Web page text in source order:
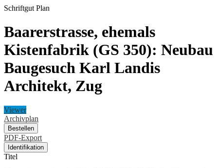
Schriftgut Plan
Baarerstrasse, ehemals
Kistenfabrik (GS 350): Neubau
Baugesuch Karl Landis
Architekt, Zug
Viewer
Archivplan
Bestellen
PDF-Export
Identifikation
Titel